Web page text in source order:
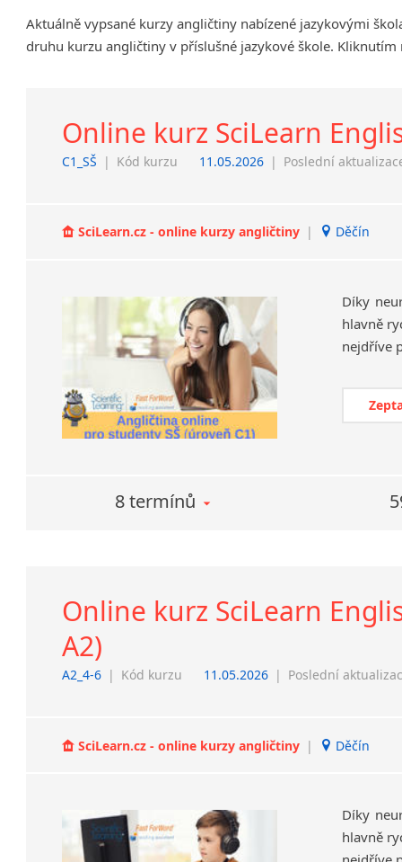
Chrudim
Děčín
Most
Prostějov
Vysoká nad Labem
Aktuálně vypsané kurzy angličtiny nabízené jazykovými
druhu kurzu angličtiny v příslušné jazykové škole.
Online kurz SciLearn
C1_SŠ | Kód kurzu 11.05.2026 | Poslední
SciLearn.cz - online kurzy angličtiny | Děčín
Díky
hlavně
8 termínů
Online kurz SciLearn
A2)
A2_4-6 | Kód kurzu 11.05.2026 | Poslední
SciLearn.cz - online kurzy angličtiny | Děčín
Díky
hlavně